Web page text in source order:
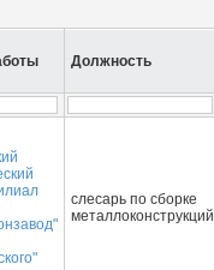
Должность
слесарь по сборке
металлоконструкций